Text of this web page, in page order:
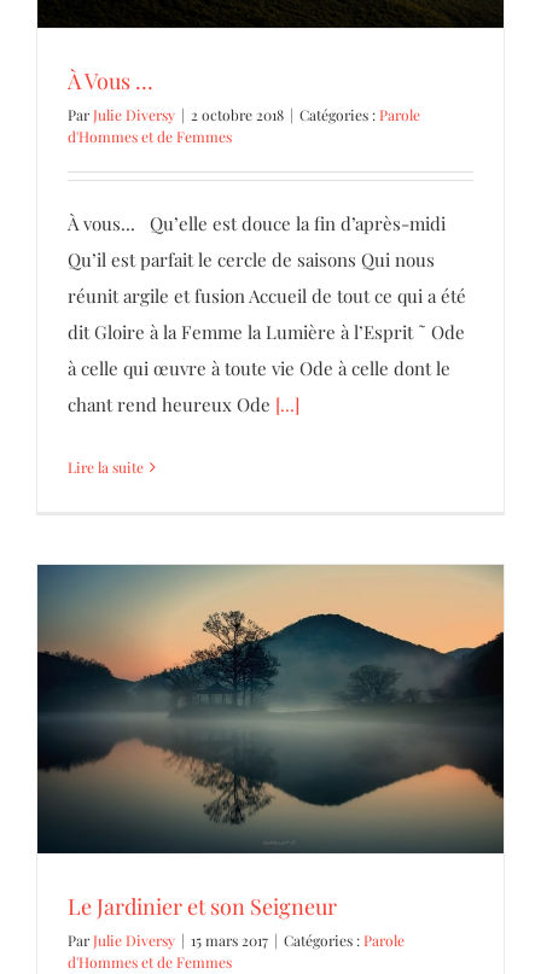
À Vous …
ParJulie Diversy | 2 octobre 2018 | Catégories :Parole
d'Hommes et de Femmes
À vous... Qu’elle est douce la fin d’après-midi
Qu’il est parfait le cercle de saisons Qui nous
réunit argile et fusion Accueil de tout ce qui a été
dit Gloire à la Femme la Lumière à l’Esprit ˜ Ode
à celle qui œuvre à toute vie Ode à celle dont le
chant rend heureux Ode [...]
Lire la suite
Le Jardinier et son Seigneur
Parole d'Hommes et de Femmes
Le Jardinier et son Seigneur
ParJulie Diversy | 15 mars 2017 | Catégories :Parole
d'Hommes et de Femmes